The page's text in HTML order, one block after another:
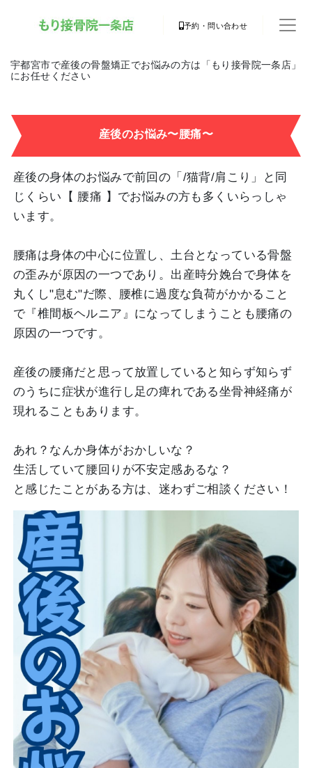
予約・問い合わせ
宇都宮市で産後の骨盤矯正でお悩みの方は「もり接骨院一条店」
にお任せください
産後のお悩み〜腰痛〜
産後の身体のお悩みで前回の「/猫背/肩こり」と同
じくらい【 腰痛 】でお悩みの方も多くいらっしゃ
います。
腰痛は身体の中心に位置し、土台となっている骨盤
の歪みが原因の一つであり。出産時分娩台で身体を
丸くし"息む"だ際、腰椎に過度な負荷がかかること
で『椎間板ヘルニア』になってしまうことも腰痛の
原因の一つです。
産後の腰痛だと思って放置していると知らず知らず
のうちに症状が進行し足の痺れである坐骨神経痛が
現れることもあります。
あれ？なんか身体がおかしいな？
生活していて腰回りが不安定感あるな？
と感じたことがある方は、迷わずご相談ください！